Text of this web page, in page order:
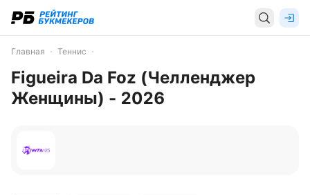
Главная Теннис
Figueira Da Foz (Челленджер
Женщины) - 2026